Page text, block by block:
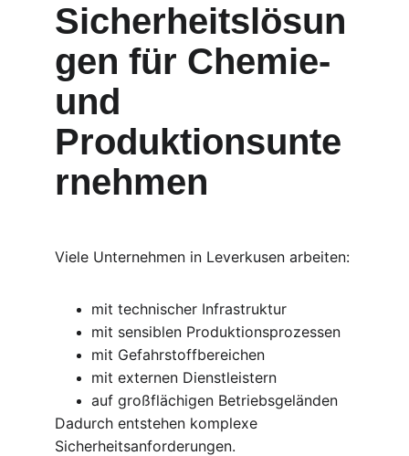
Sicherheitslösun
gen für Chemie-
und
Produktionsunte
rnehmen
Viele Unternehmen in Leverkusen arbeiten:
mit technischer Infrastruktur
mit sensiblen Produktionsprozessen
mit Gefahrstoffbereichen
mit externen Dienstleistern
auf großflächigen Betriebsgeländen
Dadurch entstehen komplexe
Sicherheitsanforderungen.